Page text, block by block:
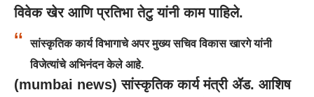
विवेक खेर आणि प्रतिभा तेटु यांनी काम पाहिले.
सांस्कृतिक कार्य विभागाचे अपर मुख्य सचिव विकास खारगे यांनी
विजेत्यांचे अभिनंदन केले आहे.
(mumbai news) सांस्कृतिक कार्य मंत्री ॲड. आशिष